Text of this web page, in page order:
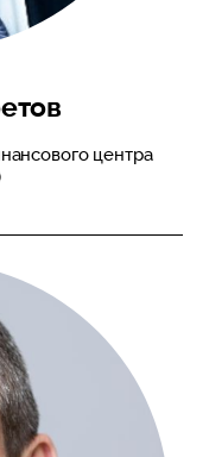
центра